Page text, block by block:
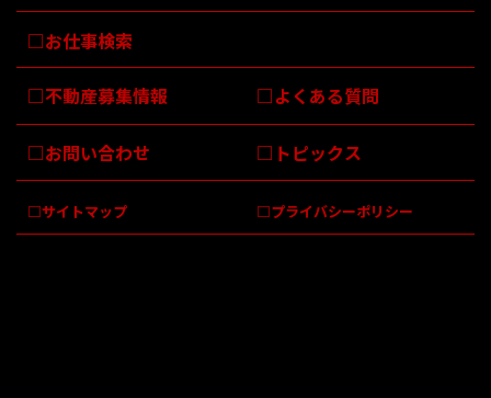
お仕事検索
不動産募集情報 よくある質問
お問い合わせ トピックス
サイトマップ プライバシーポリシー